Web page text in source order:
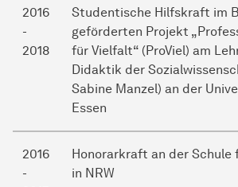
2016
-
2018
Studentische Hilfskraft im
geförderten Projekt
für Vielfalt“ (ProViel) am
Didaktik der
Sabine Manzel) an der
Essen
2016
-
Honorarkraft an der Schule
in NRW